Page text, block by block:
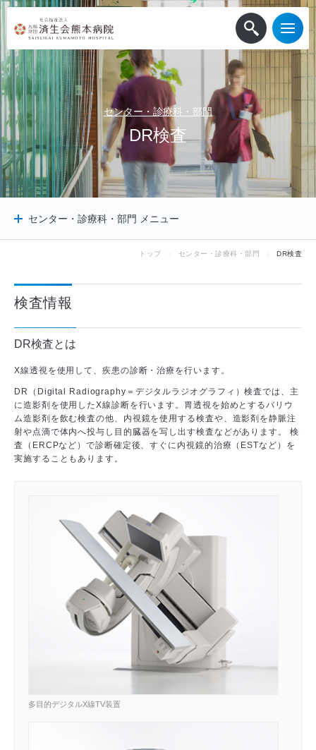
センター・診療科・部門
DR検査
センター・診療科・部門 メニュー
診療サポート部門
診療実績
トップ センター・診療科・部門 DR検査
検査情報
DR検査とは
X線透視を使用して、疾患の診断・治療を行います。
DR（Digital Radiography＝デジタルラジオグラフィ）検査では、主
に造影剤を使用したX線診断を行います。胃透視を始めとするバリウ
ム造影剤を飲む検査の他、内視鏡を使用する検査や、造影剤を静脈注
射や点滴で体内へ投与し目的臓器を写し出す検査などがあります。 検
査（ERCPなど）で診断確定後、すぐに内視鏡的治療（ESTなど）を
実施することもあります。
多目的デジタルX線TV装置